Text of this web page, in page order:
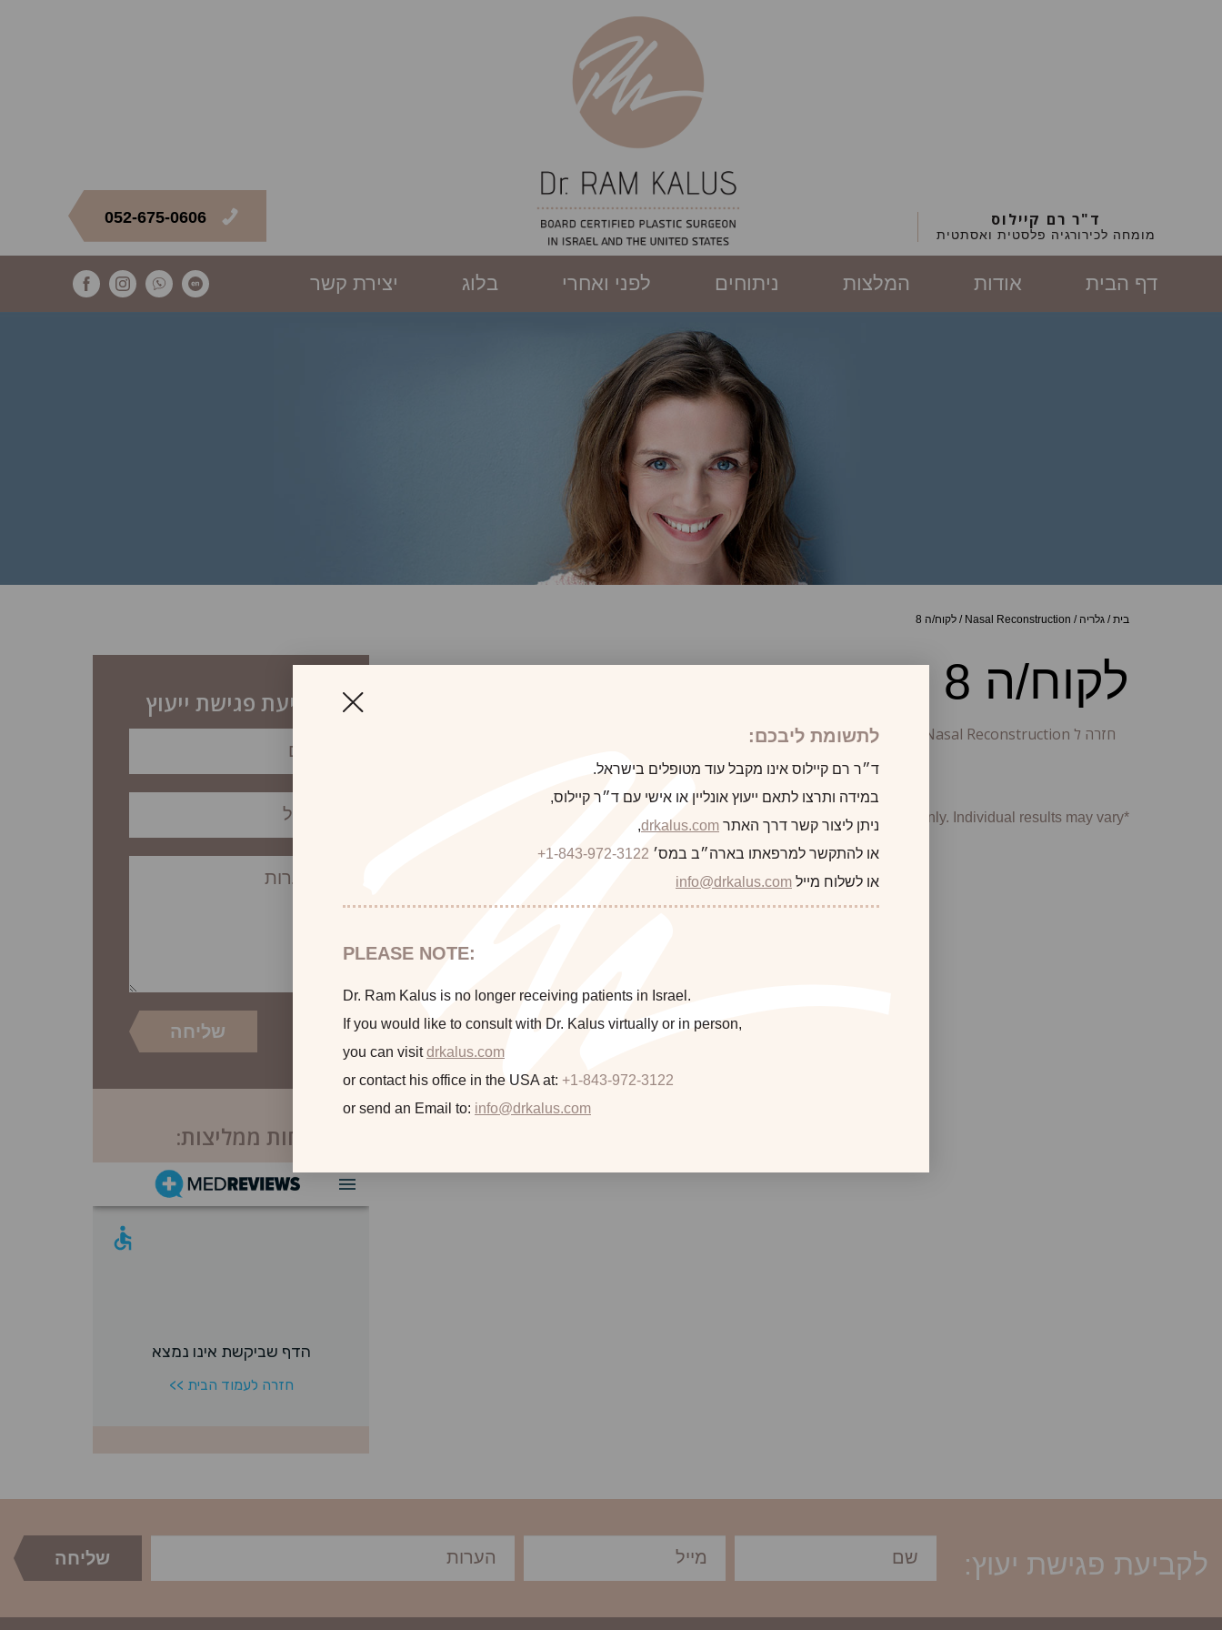
ד"ר רם קיילוס
מומחה לכירורגיה פלסטית ואסתטית
052-675-0606
דף הבית אודות המלצות ניתוחים לפני ואחרי בלוג יצירת קשר
בית/ גלריה /
Nasal Reconstruction
/ לקוח/ה 8
לקוח/ה 8
חזרה ל Nasal Reconstruction
*Photographs are for illustrative purposes only. Individual results may vary.
לקביעת פגישת ייעוץ
לקוחות ממליצות:
לקביעת פגישת יעוץ:
לתשומת ליבכם:
ד״ר רם קיילוס אינו מקבל עוד מטופלים בישראל.
במידה ותרצו לתאם ייעוץ אונליין או אישי עם ד״ר קיילוס,
ניתן ליצור קשר דרך האתר drkalus.com
,
או להתקשר למרפאתו בארה״ב במס׳ +1-843-972-3122
או לשלוח מייל info@drkalus.com
PLEASE NOTE:
Dr. Ram Kalus is no longer receiving patients in Israel.
If you would like to consult with Dr. Kalus virtually or in person,
you can visitdrkalus.com
or contact his office in the USA at: +1-843-972-3122
or send an Email to: info@drkalus.com